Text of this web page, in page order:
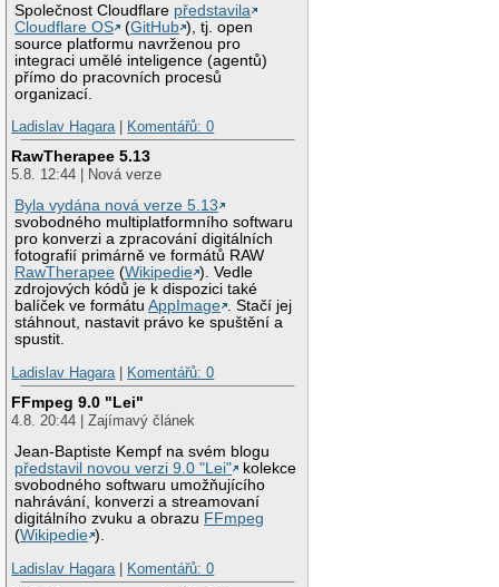
Společnost Cloudflare představila
Cloudflare OS
(GitHub ), tj. open
source platformu navrženou pro
integraci umělé inteligence (agentů)
přímo do pracovních procesů
organizací.
Ladislav Hagara| Komentářů: 0
RawTherapee 5.13
5.8. 12:44 | Nová verze
Byla vydána nová verze 5.13
svobodného multiplatformního softwaru
pro konverzi a zpracování digitálních
fotografií primárně ve formátů RAW
RawTherapee (Wikipedie ). Vedle
zdrojových kódů je k dispozici také
balíček ve formátuAppImage . Stačí jej
stáhnout, nastavit právo ke spuštění a
spustit.
Ladislav Hagara| Komentářů: 0
FFmpeg 9.0 "Lei"
4.8. 20:44 | Zajímavý článek
Jean-Baptiste Kempf na svém blogu
představil novou verzi 9.0 "Lei"
kolekce
svobodného softwaru umožňujícího
nahrávání, konverzi a streamovaní
digitálního zvuku a obrazu FFmpeg
(Wikipedie ).
Ladislav Hagara| Komentářů: 0